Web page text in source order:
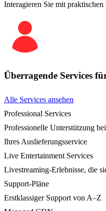
Interagieren Sie mit
Überragende Services
Alle Services ansehen
Professional Services
Professionelle Unterstützung
Ihres Auslieferungsservice
Live Entertainment Services
Livestreaming-Erlebnisse, die
Support-Pläne
Erstklassiger Support von A–Z